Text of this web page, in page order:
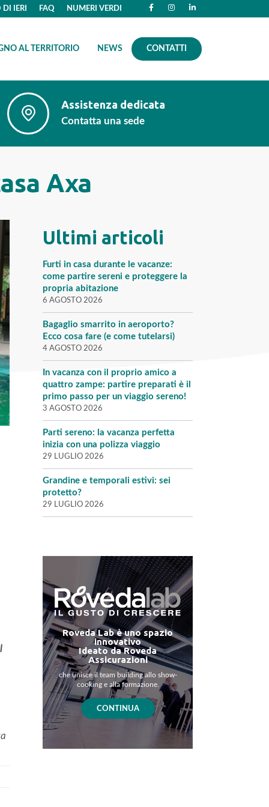
IERI FAQ NUMERI VERDI
AL TERRITORIO NEWS CONTATTI
Assistenza dedicata
Contatta una sede
Axa
Ultimi articoli
Furti in casa durante le vacanze:
come partire sereni e proteggere la
propria abitazione
6 AGOSTO 2026
Bagaglio smarrito in aeroporto?
Ecco cosa fare (e come tutelarsi)
4 AGOSTO 2026
In vacanza con il proprio amico a
quattro zampe: partire preparati è il
primo passo per un viaggio sereno!
3 AGOSTO 2026
Parti sereno: la vacanza perfetta
inizia con una polizza viaggio
29 LUGLIO 2026
Grandine e temporali estivi: sei
protetto?
29 LUGLIO 2026
Roveda Lab è uno spazio
innovativo
Ideato da Roveda
Assicurazioni
che unisce il team building allo show-
cooking e alla formazione.
CONTINUA